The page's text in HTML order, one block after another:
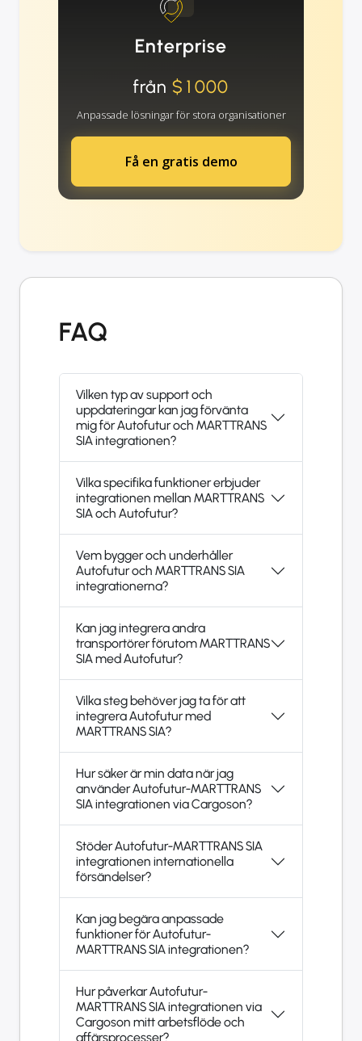
Enterprise
från $1000
Anpassade lösningar för stora organisationer
Få en gratis demo
FAQ
Vilken typ av support och
uppdateringar kan jag förvänta
mig för Autofutur och MARTTRANS
SIA integrationen?
Vilka specifika funktioner erbjuder
integrationen mellan MARTTRANS
SIA och Autofutur?
Vem bygger och underhåller
Autofutur och MARTTRANS SIA
integrationerna?
Kan jag integrera andra
transportörer förutom MARTTRANS
SIA med Autofutur?
Vilka steg behöver jag ta för att
integrera Autofutur med
MARTTRANS SIA?
Hur säker är min data när jag
använder Autofutur-MARTTRANS
SIA integrationen via Cargoson?
Stöder Autofutur-MARTTRANS SIA
integrationen internationella
försändelser?
Kan jag begära anpassade
funktioner för Autofutur-
MARTTRANS SIA integrationen?
Hur påverkar Autofutur-
MARTTRANS SIA integrationen via
Cargoson mitt arbetsflöde och
affärsprocesser?